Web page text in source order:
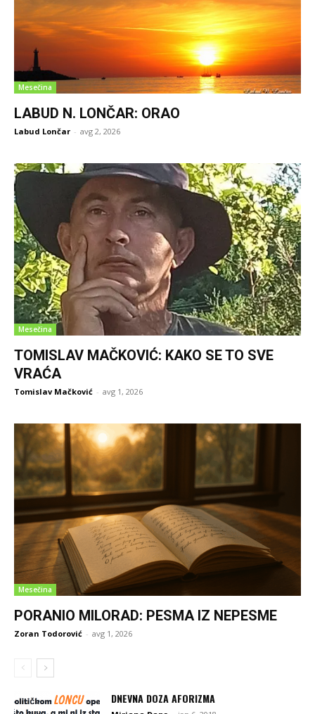
Mesečina
LABUD N. LONČAR: ORAO
Labud Lončar - avg 2, 2026
Mesečina
TOMISLAV MAČKOVIĆ: KAKO SE TO SVE
VRAĆA
Tomislav Mačković - avg 1, 2026
Mesečina
PORANIO MILORAD: PESMA IZ NEPESME
Zoran Todorović - avg 1, 2026
DNEVNA DOZA AFORIZMA